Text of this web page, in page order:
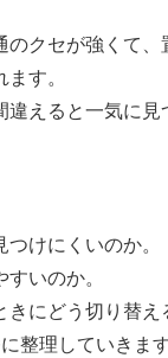
のクセが強くて、
す。
違えると一気に見
けにくいのか。
いのか。
にどう切り替え
整理していきます